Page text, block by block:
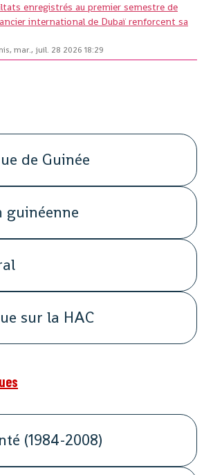
enregistrés au premier semestre de
international de Dubaï renforcent sa
mar., juil. 28 2026 18:29
de Guinée
guinéenne
sur la HAC
(1984-2008)